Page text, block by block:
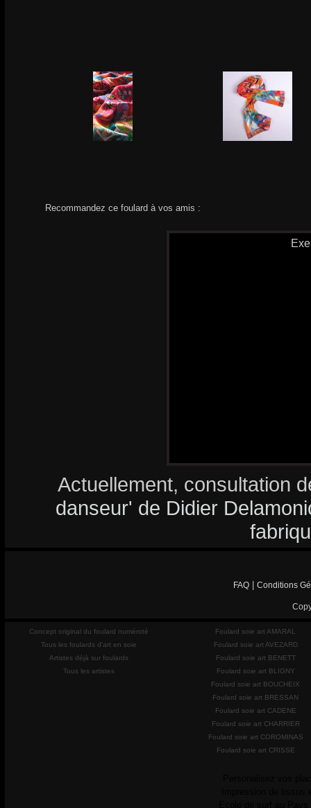
Recommandez ce foulard à vos amis :
Actuellement, consultation
danseur' de Didier
FAQ Conditions
Concept original du foulard numéroté
Tous les foulards d'art en soie
Artistes déjà sur foulards
Tous les artistes
Foulard soie art AMARAL
Foulard soie art AVEZARD
Foulard soie art BENETT
Foulard soie art BLIGNY
Foulard soie art BOUCHEIX
Foulard soie art BRESSAN
Foulard soie art CADENE
Foulard soie art CHARRIER
Foulard soie art COROMINAS
Foulard soie art CRISSE